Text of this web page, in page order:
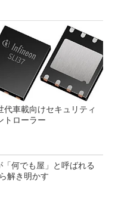
代車載向けセキュリティ
トローラー
何でも屋」と呼ばれる
解き明かす